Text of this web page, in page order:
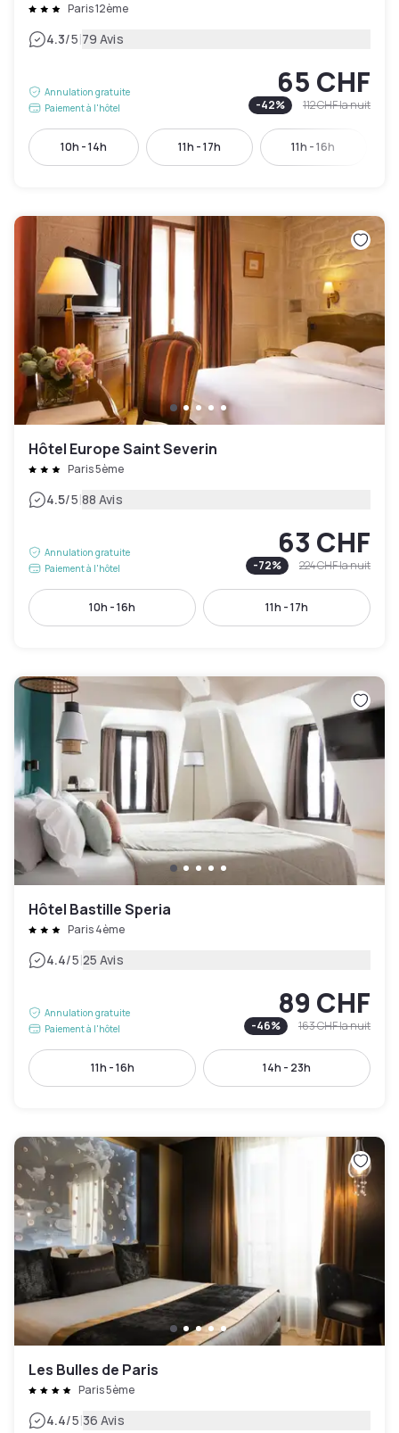
Paris 12ème
4.3/5|79 Avis
Annulation gratuite
Paiement à l'hôtel
65 CHF
-42% 112 CHFla nuit
10h - 14h 11h - 17h 11h - 16h
Hôtel Europe Saint Severin
Paris 5ème
4.5/5|88 Avis
Annulation gratuite
Paiement à l'hôtel
63 CHF
-72% 224 CHFla nuit
10h - 16h 11h - 17h
Hôtel Bastille Speria
Paris 4ème
4.4/5|25 Avis
Annulation gratuite
Paiement à l'hôtel
89 CHF
-46% 163 CHFla nuit
11h - 16h 14h - 23h
Les Bulles de Paris
Paris 5ème
4.4/5|36 Avis